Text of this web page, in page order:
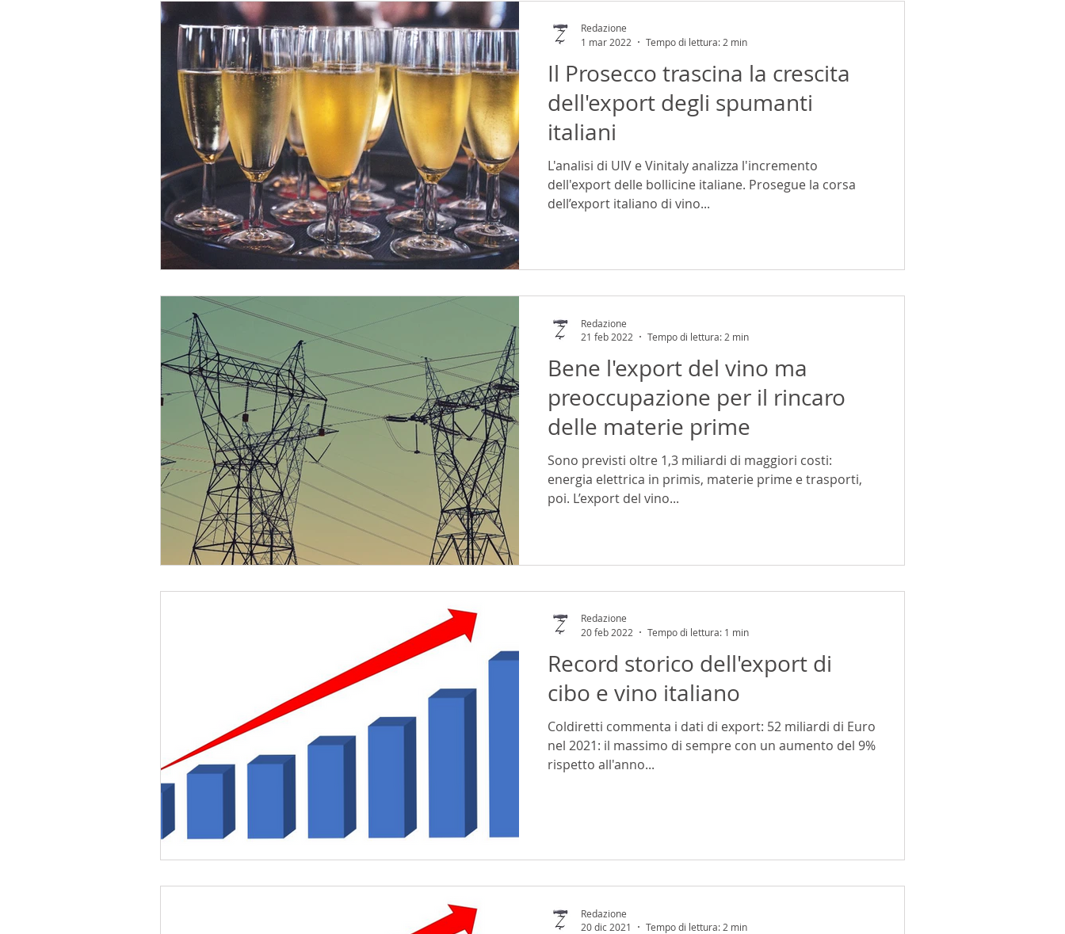
Il Prosecco trascina la crescita
dell'export degli spumanti
italiani
L'analisi di UIV e Vinitaly analizza l'incremento
dell'export delle bollicine italiane. Prosegue la corsa
dell’export italiano di vino...
Redazione
1 mar 2022
Tempo di lettura: 2 min
Bene l'export del vino ma
preoccupazione per il rincaro
delle materie prime
Sono previsti oltre 1,3 miliardi di maggiori costi:
energia elettrica in primis, materie prime e trasporti,
poi. L’export del vino...
Redazione
21 feb 2022
Tempo di lettura: 2 min
Record storico dell'export di
cibo e vino italiano
Coldiretti commenta i dati di export: 52 miliardi di Euro
nel 2021: il massimo di sempre con un aumento del 9%
rispetto all'anno...
Redazione
20 feb 2022
Tempo di lettura: 1 min
Redazione
20 dic 2021
Tempo di lettura: 2 min